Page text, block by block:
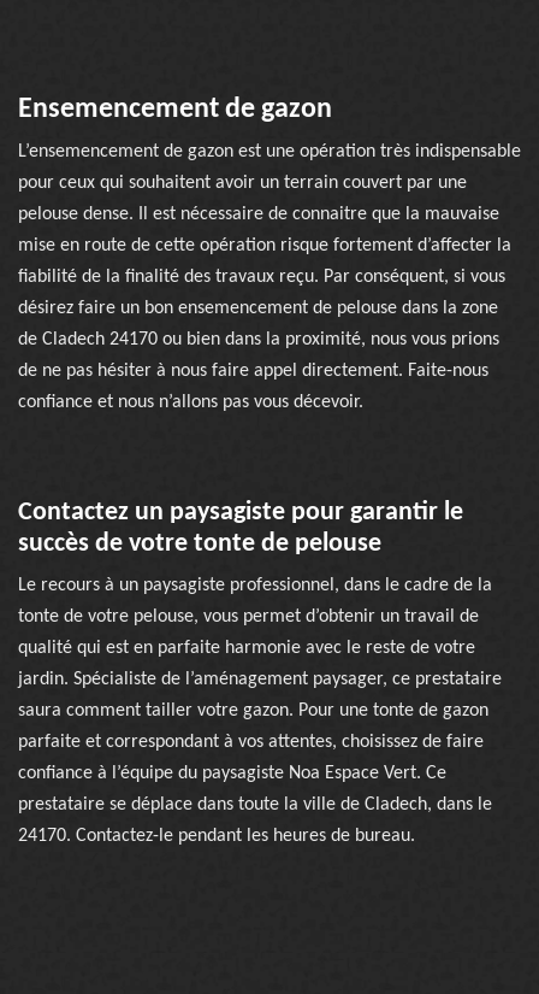
Ensemencement de gazon
L’ensemencement de gazon est une opération très indispensable
pour ceux qui souhaitent avoir un terrain couvert par une
pelouse dense. Il est nécessaire de connaitre que la mauvaise
mise en route de cette opération risque fortement d’affecter la
fiabilité de la finalité des travaux reçu. Par conséquent, si vous
désirez faire un bon ensemencement de pelouse dans la zone
de Cladech 24170 ou bien dans la proximité, nous vous prions
de ne pas hésiter à nous faire appel directement. Faite-nous
confiance et nous n’allons pas vous décevoir.
Contactez un paysagiste pour garantir le
succès de votre tonte de pelouse
Le recours à un paysagiste professionnel, dans le cadre de la
tonte de votre pelouse, vous permet d’obtenir un travail de
qualité qui est en parfaite harmonie avec le reste de votre
jardin. Spécialiste de l’aménagement paysager, ce prestataire
saura comment tailler votre gazon. Pour une tonte de gazon
parfaite et correspondant à vos attentes, choisissez de faire
confiance à l’équipe du paysagiste Noa Espace Vert. Ce
prestataire se déplace dans toute la ville de Cladech, dans le
24170. Contactez-le pendant les heures de bureau.